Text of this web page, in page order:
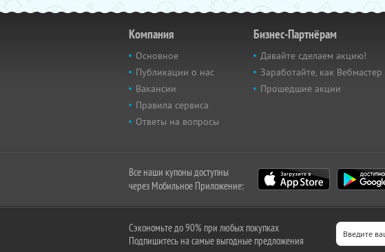
Компания
Основное
Публикации о нас
Вакансии
Правила сервиса
Ответы на вопросы
Бизнес-Партнёрам
Давайте сделаем акцию!
Заработайте, как Вебмастер
Прошедшие акции
Все наши купоны доступны
через Мобильное Приложение:
Сэкономьте до 90% при любых покупках
Подпишитесь на самые выгодные предложения